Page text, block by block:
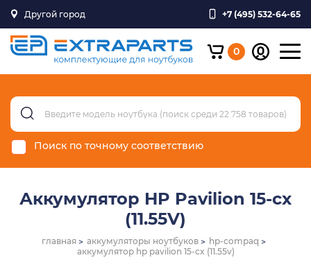
Другой город +7 (495) 532-64-65
0
Поиск по точному соответствию
Аккумулятор HP Pavilion 15-cx
(11.55V)
главная аккумуляторы ноутбуков
hp-compaq
аккумулятор hp pavilion 15-cx (11.55v)